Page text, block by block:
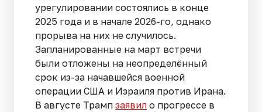
урегулировании состоялись в конце
2025 года и в начале 2026-го, однако
прорыва на них не случилось.
Запланированные на март встречи
были отложены на неопределённый
срок из-за начавшейся военной
операции США и Израиля против Ирана.
В августе Трамп заявил о прогрессе в